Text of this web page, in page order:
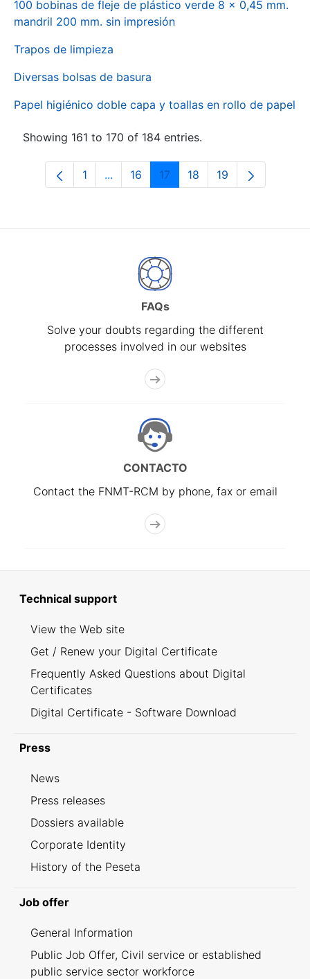
100 bobinas de fleje de plástico verde 8 x 0,45 mm.
mandril 200 mm. sin impresión
Trapos de limpieza
Diversas bolsas de basura
Papel higiénico doble capa y toallas en rollo de papel
Showing 161 to 170 of 184 entries.
Page
1 ...Intermediate Pages Use TAB to
Page
16 Page
17 Page
18 Page
19
FAQs
Solve your doubts regarding the different
processes involved in our websites
CONTACTO
Contact the FNMT-RCM by phone, fax or email
Technical support
View the Web site
Get / Renew your Digital Certificate
Frequently Asked Questions about Digital
Certificates
Digital Certificate - Software Download
Press
News
Press releases
Dossiers available
Corporate Identity
History of the Peseta
Job offer
General Information
Public Job Offer, Civil service or established
public service sector workforce